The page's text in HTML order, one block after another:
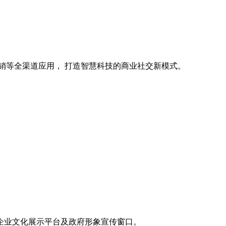
全渠道应用， 打造智慧科技的商业社交新模式。
文化展示平台及政府形象宣传窗口。